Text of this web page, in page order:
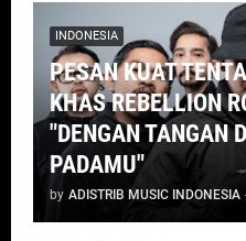
INDONESIA
PESAN KUAT
KHAS REBELLION
"DENGAN TANGAN
PADAMU"
by ADISTRIB MUSIC INDONESIA